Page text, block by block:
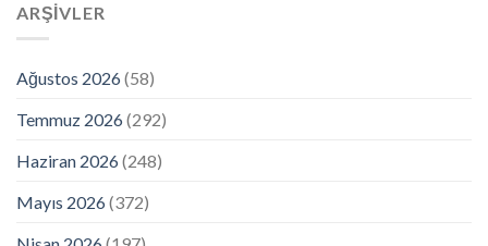
ARŞIVLER
Ağustos 2026(58)
Temmuz 2026(292)
Haziran 2026(248)
Mayıs 2026(372)